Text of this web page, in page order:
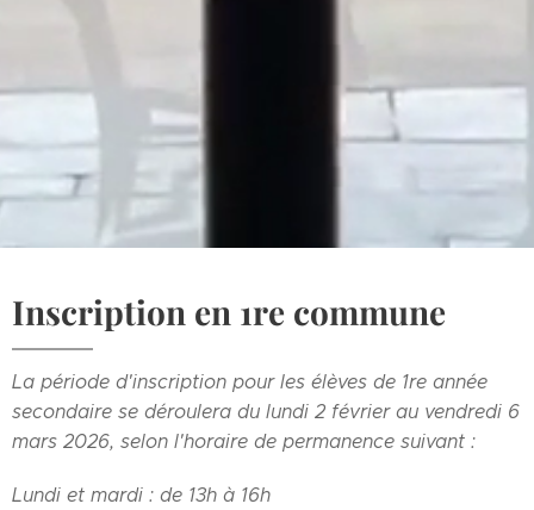
Inscription en 1re commune
La période d'inscription pour les élèves de 1re année
secondaire se déroulera du lundi 2 février au vendredi 6
mars 2026, selon l'horaire de permanence suivant :
Lundi et mardi : de 13h à 16h